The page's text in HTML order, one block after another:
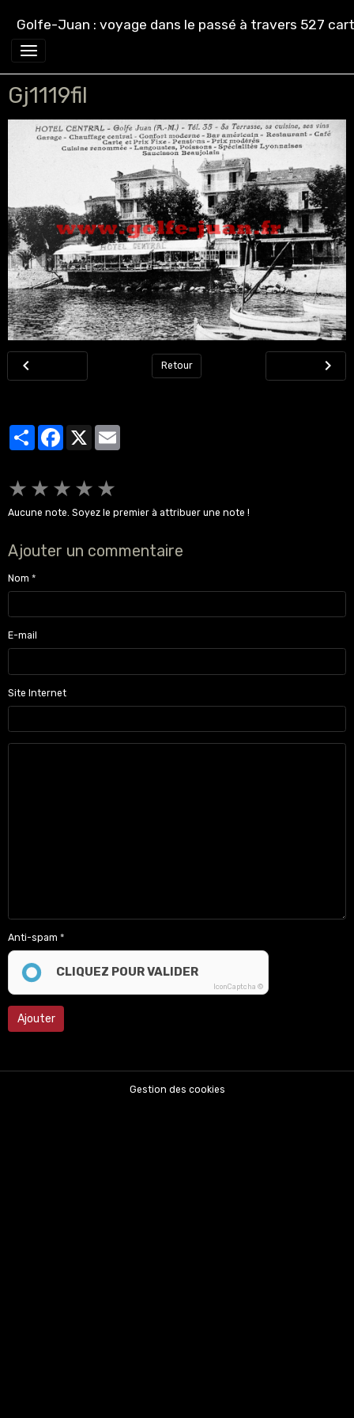
Golfe-Juan : voyage dans le passé à travers 527
Gj1119fil
Retour
PartagerFacebook
X
★ ★ ★ ★ ★
Aucune note. Soyez le premier à attribuer une note !
Ajouter un commentaire
Nom
E-mail
Site Internet
Anti-spam
CLIQUEZ POUR VALIDER
IconCaptcha ©
Ajouter
Gestion des cookies